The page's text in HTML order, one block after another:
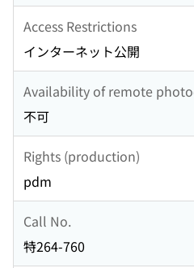
Access Restrictions
インターネット公開
Availability of remote
不可
Rights (production)
pdm
Call No.
特264-760